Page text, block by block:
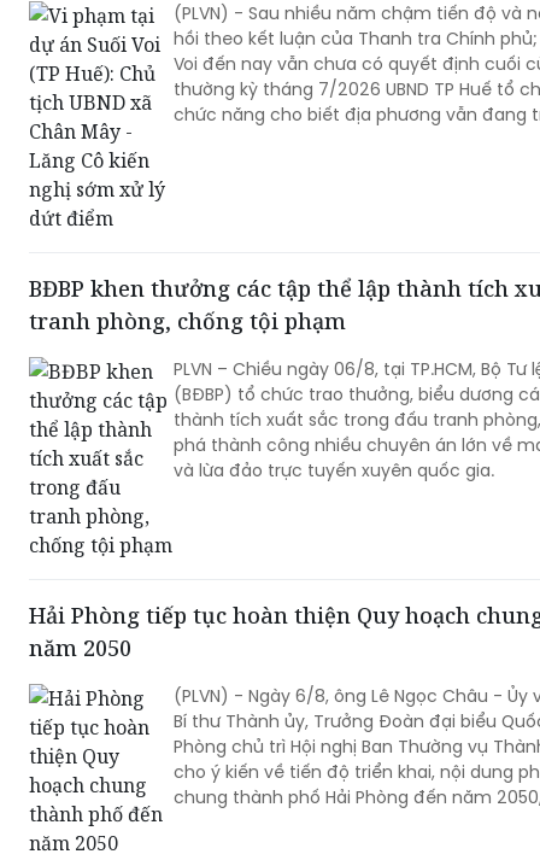
(PLVN) - Sau nhiều năm chậm tiến độ và
hồi theo kết luận của Thanh tra Chính
Voi đến nay vẫn chưa có quyết định cuối
thường kỳ tháng 7/2026 UBND TP Huế tổ
chức năng cho biết địa phương vẫn đang
BĐBP khen thưởng các tập thể lập thành tích
tranh phòng, chống tội phạm
PLVN – Chiều ngày 06/8, tại TP.HCM, Bộ Tư
(BĐBP) tổ chức trao thưởng, biểu dương
thành tích xuất sắc trong đấu tranh
phá thành công nhiều chuyên án lớn về
và lừa đảo trực tuyến xuyên quốc gia.
Hải Phòng tiếp tục hoàn thiện Quy hoạch
năm 2050
(PLVN) - Ngày 6/8, ông Lê Ngọc Châu -
Bí thư Thành ủy, Trưởng Đoàn đại biểu
Phòng chủ trì Hội nghị Ban Thường vụ Thành ủy nghe báo cáo,
cho ý kiến về tiến độ triển khai, nội dung
chung thành phố Hải Phòng đến năm